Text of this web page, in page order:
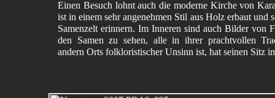
Einen Besuch lohnt auch die moderne Kirche von
ist in einem sehr angenehmen Stil aus Holz erbaut und
Samenzelt erinnern. Im Inneren sind auch Bilder von
den Samen zu sehen, alle in ihrer prachtvollen
andern Orts folkloristischer Unsinn ist, hat seinen Sitz